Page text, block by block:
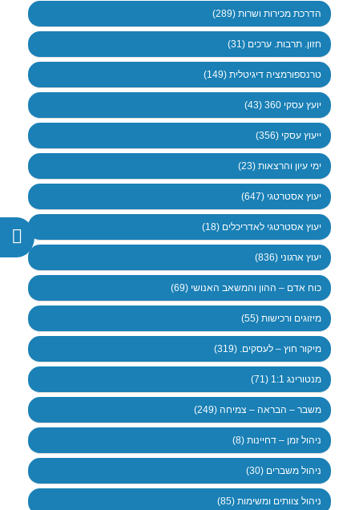
הדרכת מכירות ושרות (289)
חזון. תרבות. ערכים (31)
טרנספורמציה דיגיטלית (149)
יועץ עסקי 360 (43)
ייעוץ עסקי (356)
ימי עיון והרצאות (23)
יעוץ אסטרטגי (647)
יעוץ אסטרטגי לאדריכלים (18)
יעוץ ארגוני (836)
כוח אדם – ההון והמשאב האנושי (69)
מיזוגים ורכישות (55)
מיקור חוץ – לעסקים. (319)
מנטורינג 1:1 (71)
משבר – הבראה – צמיחה (249)
ניהול זמן – דחיינות (8)
ניהול משברים (30)
ניהול צוותים ומשימות (85)